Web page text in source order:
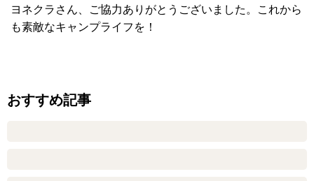
ヨネクラさん、ご協力ありがとうございました。これから
も素敵なキャンプライフを！
おすすめ記事